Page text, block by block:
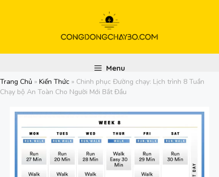
Menu
Trang Chủ » Kiến Thức » Chinh phục Đường chạy: Lịch trình 8 Tuần
Chạy bộ An Toàn Cho Người Mới Bắt Đầu